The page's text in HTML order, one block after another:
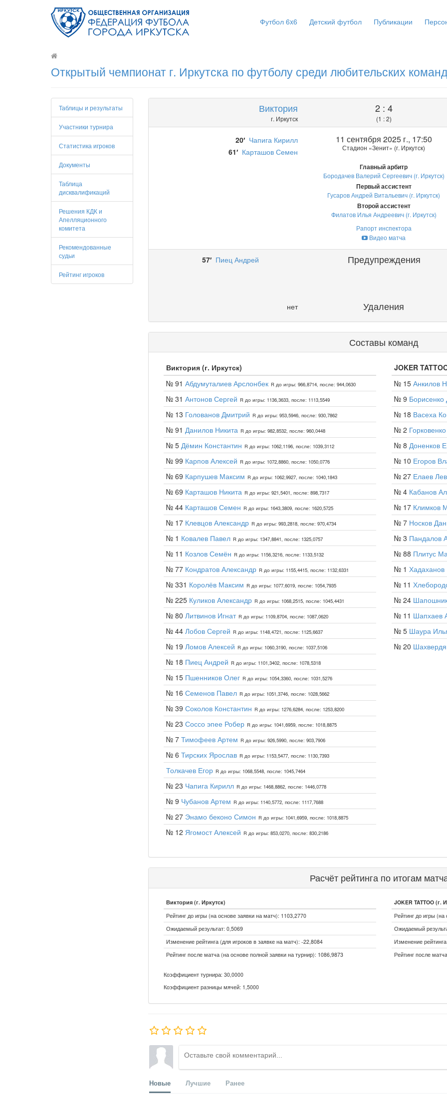
Футбол 6x6 Детский футбол Публикации
Открытый чемпионат г. Иркутска по футболу среди любительских команд
Таблицы и результаты
Участники турнира
Статистика игроков
Документы
Таблица
дисквалификаций
Решения КДК и
Апелляционного
комитета
Рекомендованные
судьи
Рейтинг игроков
Виктория
г. Иркутск
2 : 4
(1 : 2)
20′ Чапига Кирилл
61′ Карташов Семен
11 сентября 2025 г., 17:50
Стадион «Зенит» (г. Иркутск)
Главный арбитр
Бородачев Валерий Сергеевич (г. Иркутск)
Первый ассистент
Гусаров Андрей Витальевич (г. Иркутск)
Второй ассистент
Филатов Илья Андреевич (г. Иркутск)
Рапорт инспектора
Видео матча
57′ Пиец Андрей Предупреждения
нет Удаления
Составы команд
Виктория (г. Иркутск)
№ 91 Абдумуталиев Арслонбек R до игры: 966,8714, после: 944,0630
№ 31 Антонов Сергей R до игры: 1136,3633, после: 1113,5549
№ 13 Голованов Дмитрий R до игры: 953,5946, после: 930,7862
№ 91 Данилов Никита R до игры: 982,8532, после: 960,0448
№ 5 Дёмин Константин R до игры: 1062,1196, после: 1039,3112
№ 99 Карпов Алексей R до игры: 1072,8860, после: 1050,0776
№ 69 Карпушев Максим R до игры: 1062,9927, после: 1040,1843
№ 69 Карташов Никита R до игры: 921,5401, после: 898,7317
№ 44 Карташов Семен R до игры: 1643,3809, после: 1620,5725
№ 17 Клевцов Александр R до игры: 993,2818, после: 970,4734
№ 1 Ковалев Павел R до игры: 1347,8841, после: 1325,0757
№ 11 Козлов Семён R до игры: 1156,3216, после: 1133,5132
№ 77 Кондратов Александр R до игры: 1155,4415, после: 1132,6331
№ 331 Королёв Максим R до игры: 1077,6019, после: 1054,7935
№ 225 Куликов Александр R до игры: 1068,2515, после: 1045,4431
№ 80 Литвинов Игнат R до игры: 1109,8704, после: 1087,0620
№ 44 Лобов Сергей R до игры: 1148,4721, после: 1125,6637
№ 19 Ломов Алексей R до игры: 1060,3190, после: 1037,5106
№ 18 Пиец Андрей R до игры: 1101,3402, после: 1078,5318
№ 15 Пшенников Олег R до игры: 1054,3360, после: 1031,5276
№ 16 Семенов Павел R до игры: 1051,3746, после: 1028,5662
№ 39 Соколов Константин R до игры: 1276,6284, после: 1253,8200
№ 23 Соссо эпее Робер R до игры: 1041,6959, после: 1018,8875
№ 7 Тимофеев Артем R до игры: 926,5990, после: 903,7906
№ 6 Тирских Ярослав R до игры: 1153,5477, после: 1130,7393
Толкачев Егор R до игры: 1068,5548, после: 1045,7464
№ 23 Чапига Кирилл R до игры: 1468,8862, после: 1446,0778
№ 9 Чубанов Артем R до игры: 1140,5772, после: 1117,7688
№ 27 Энамо беконо Симон R до игры: 1041,6959, после: 1018,8875
№ 12 Ягомост Алексей R до игры: 853,0270, после: 830,2186
JOKER
№ 15 Анкилов
№ 9 Борисенко
№ 18 Васеха
№ 2
№ 8 Доненков
№ 10 Егоров
№ 27 Елаев Лев
№ 4 Кабанов
№ 17 Климков
№ 7 Носков
№ 3 Пандалов
№ 88 Плитус
№ 1 Хадаханов
№ 11
№ 24
№ 11 Шапхаев
№ 5 Шаура
№ 20
Расчёт рейтинга по итогам
Виктория (г. Иркутск)
Рейтинг до игры (на основе заявки на матч): 1103,2770
Ожидаемый результат: 0,5069
Изменение рейтинга (для игроков в заявке на матч): -22,8084
Рейтинг после матча (на основе полной заявки на турнир): 1086,9873
JOKER TATTOO (г.
Рейтинг до игры
Ожидаемый
Изменение
Рейтинг после
Коэффициент турнира: 30,0000
Коэффициент разницы мячей: 1,5000
Новые Лучшие Ранее